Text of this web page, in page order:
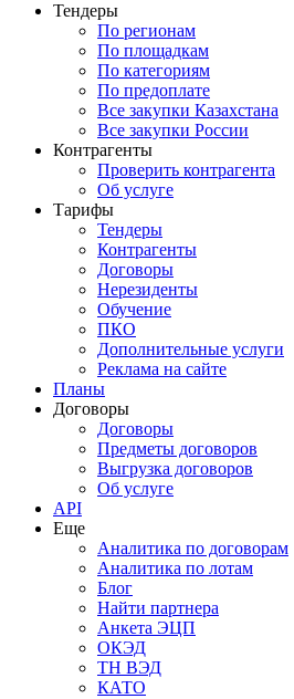
Тендеры
По регионам
По площадкам
По категориям
По предоплате
Все закупки Казахстана
Все закупки России
Контрагенты
Проверить контрагента
Об услуге
Тарифы
Тендеры
Контрагенты
Договоры
Нерезиденты
Обучение
ПКО
Дополнительные услуги
Реклама на сайте
Планы
Договоры
Договоры
Предметы договоров
Выгрузка договоров
Об услуге
API
Еще
Аналитика по договорам
Аналитика по лотам
Блог
Найти партнера
Анкета ЭЦП
ОКЭД
ТН ВЭД
КАТО